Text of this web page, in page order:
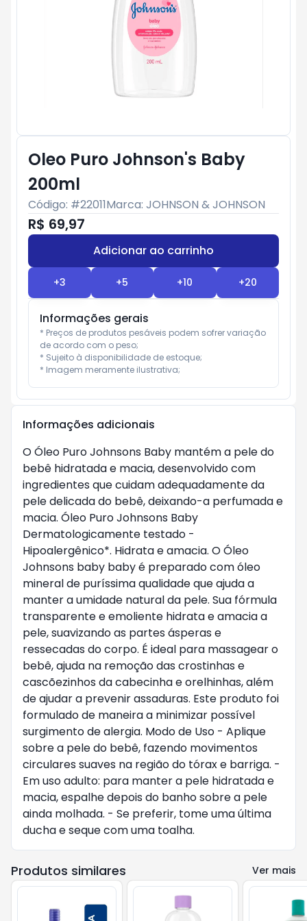
Oleo Puro Johnson's Baby
200ml
Código: #22011Marca: JOHNSON & JOHNSON
R$ 69,97
Adicionar ao carrinho
+3 +5 +10 +20
Informações gerais
* Preços de produtos pesáveis podem sofrer variação
de acordo com o peso;
* Sujeito à disponibilidade de estoque;
* Imagem meramente ilustrativa;
Informações adicionais
O Óleo Puro Johnsons Baby mantém a pele do
bebê hidratada e macia, desenvolvido com
ingredientes que cuidam adequadamente da
pele delicada do bebê, deixando-a perfumada e
macia. Óleo Puro Johnsons Baby
Dermatologicamente testado -
Hipoalergênico*. Hidrata e amacia. O Óleo
Johnsons baby baby é preparado com óleo
mineral de puríssima qualidade que ajuda a
manter a umidade natural da pele. Sua fórmula
transparente e emoliente hidrata e amacia a
pele, suavizando as partes ásperas e
ressecadas do corpo. É ideal para massagear o
bebê, ajuda na remoção das crostinhas e
cascõezinhos da cabecinha e orelhinhas, além
de ajudar a prevenir assaduras. Este produto foi
formulado de maneira a minimizar possível
surgimento de alergia. Modo de Uso - Aplique
sobre a pele do bebê, fazendo movimentos
circulares suaves na região do tórax e barriga. -
Em uso adulto: para manter a pele hidratada e
macia, espalhe depois do banho sobre a pele
ainda molhada. - Se preferir, tome uma última
ducha e seque com uma toalha.
Produtos similares Ver mais